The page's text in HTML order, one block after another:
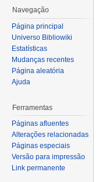
Navegação
Página principal
Universo Bibliowiki
Estatísticas
Mudanças recentes
Página aleatória
Ajuda
Ferramentas
Páginas afluentes
Alterações relacionadas
Páginas especiais
Versão para impressão
Link permanente